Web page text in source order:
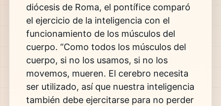
diócesis de Roma, el pontífice comparó
el ejercicio de la inteligencia con el
funcionamiento de los músculos del
cuerpo. “Como todos los músculos del
cuerpo, si no los usamos, si no los
movemos, mueren. El cerebro necesita
ser utilizado, así que nuestra inteligencia
también debe ejercitarse para no perder